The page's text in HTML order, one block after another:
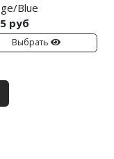
Blue
руб
Выбрать